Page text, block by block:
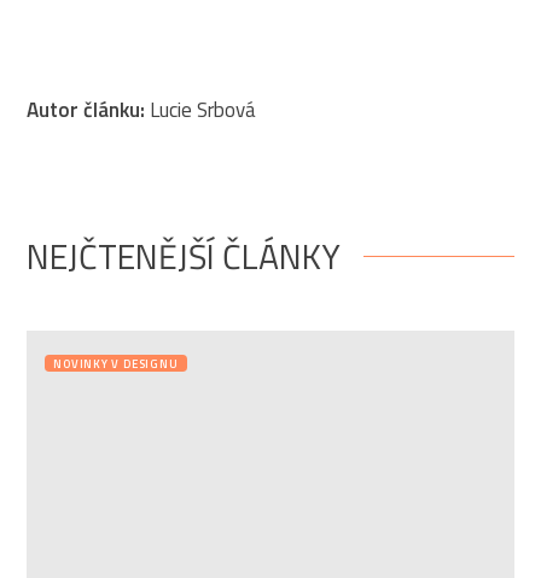
Autor článku: Lucie Srbová
NEJČTENĚJŠÍ ČLÁNKY
NOVINKY V DESIGNU